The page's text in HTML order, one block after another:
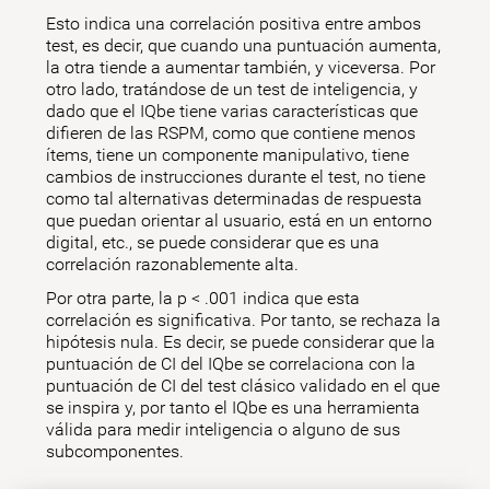
Esto indica una correlación positiva entre ambos
test, es decir, que cuando una puntuación aumenta,
la otra tiende a aumentar también, y viceversa. Por
otro lado, tratándose de un test de inteligencia, y
dado que el IQbe tiene varias características que
difieren de las RSPM, como que contiene menos
ítems, tiene un componente manipulativo, tiene
cambios de instrucciones durante el test, no tiene
como tal alternativas determinadas de respuesta
que puedan orientar al usuario, está en un entorno
digital, etc., se puede considerar que es una
correlación razonablemente alta.
Por otra parte, la p < .001 indica que esta
correlación es significativa. Por tanto, se rechaza la
hipótesis nula. Es decir, se puede considerar que la
puntuación de CI del IQbe se correlaciona con la
puntuación de CI del test clásico validado en el que
se inspira y, por tanto el IQbe es una herramienta
válida para medir inteligencia o alguno de sus
subcomponentes.